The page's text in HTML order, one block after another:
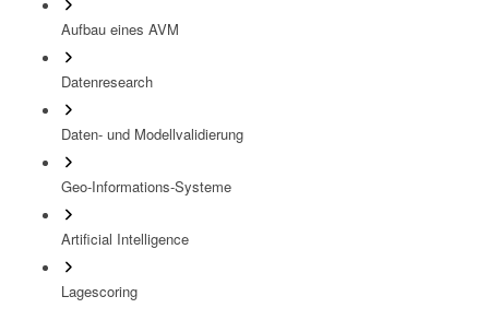
Aufbau eines AVM
Datenresearch
Daten- und Modellvalidierung
Geo-Informations-Systeme
Artificial Intelligence
Lagescoring